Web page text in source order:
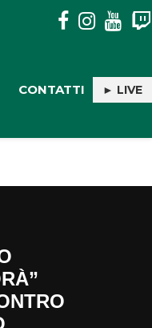
IN ASPROMONTE
CONTATTI ► LIVE